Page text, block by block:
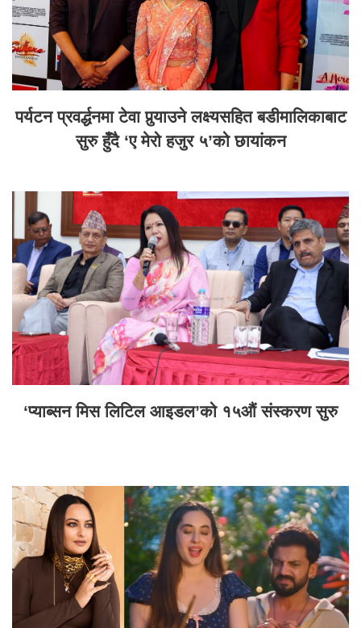
पर्यटन प्रवर्द्धनमा टेवा पुर्‍याउने लक्ष्यसहित बडीमालिकाबाट
सुरु हुँदै ‘ए मेरो हजुर ५’को छायांकन
‘प्याब्सन मिस लिटिल आइडल’को १५औं संस्करण सुरु